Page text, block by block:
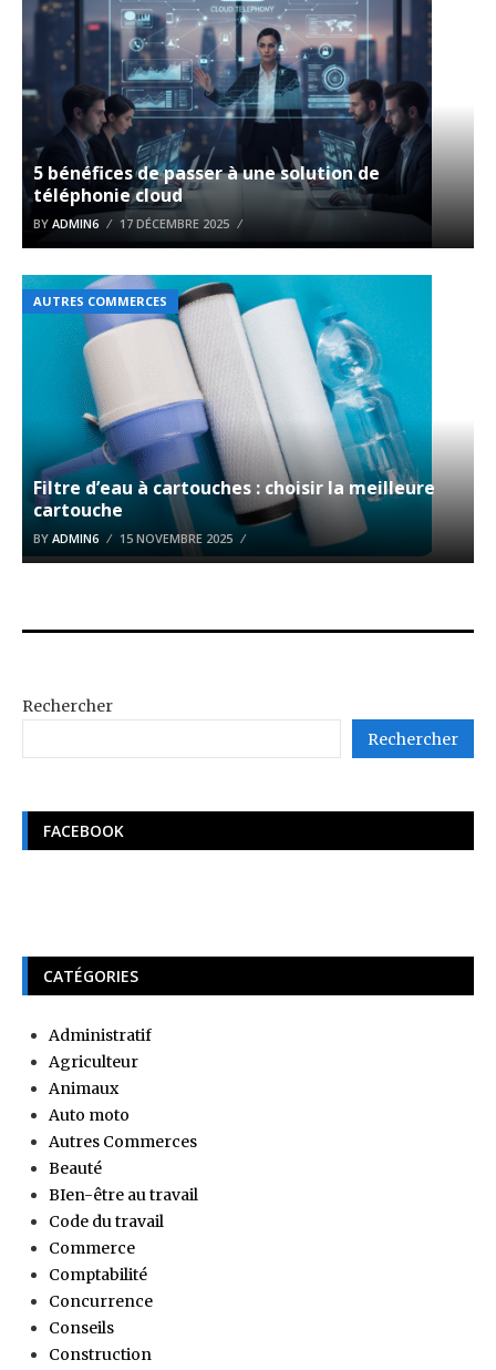
5 bénéfices de passer à une solution de
téléphonie cloud
BY ADMIN6 17 DÉCEMBRE 2025
AUTRES COMMERCES
Filtre d’eau à cartouches : choisir la meilleure
cartouche
BY ADMIN6 15 NOVEMBRE 2025
Rechercher
Rechercher
FACEBOOK
CATÉGORIES
Administratif
Agriculteur
Animaux
Auto moto
Autres Commerces
Beauté
BIen-être au travail
Code du travail
Commerce
Comptabilité
Concurrence
Conseils
Construction